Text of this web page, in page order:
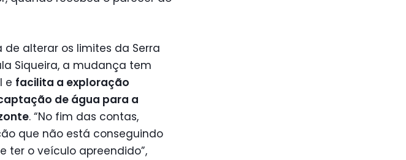
alterar os limites da Serra
Siqueira, a mudança tem
e facilita a exploração
de água para a
. “No fim das contas,
que não está conseguindo
ter o veículo apreendido”,